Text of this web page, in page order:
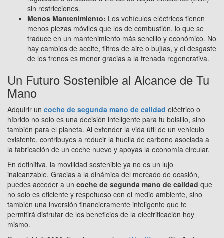
sin restricciones.
Menos Mantenimiento: Los vehículos eléctricos tienen
menos piezas móviles que los de combustión, lo que se
traduce en un mantenimiento más sencillo y económico. No
hay cambios de aceite, filtros de aire o bujías, y el desgaste
de los frenos es menor gracias a la frenada regenerativa.
Un Futuro Sostenible al Alcance de Tu
Mano
Adquirir un coche de segunda mano de calidad eléctrico o
híbrido no solo es una decisión inteligente para tu bolsillo, sino
también para el planeta. Al extender la vida útil de un vehículo
existente, contribuyes a reducir la huella de carbono asociada a
la fabricación de un coche nuevo y apoyas la economía circular.
En definitiva, la movilidad sostenible ya no es un lujo
inalcanzable. Gracias a la dinámica del mercado de ocasión,
puedes acceder a un coche de segunda mano de calidad que
no solo es eficiente y respetuoso con el medio ambiente, sino
también una inversión financieramente inteligente que te
permitirá disfrutar de los beneficios de la electrificación hoy
mismo.